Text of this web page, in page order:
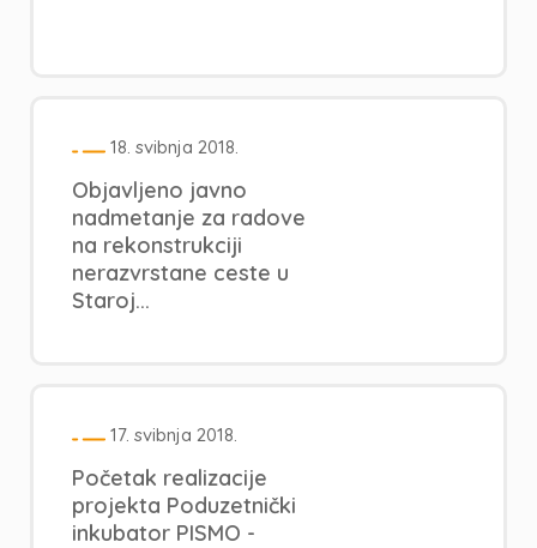
18. svibnja 2018.
Objavljeno javno
nadmetanje za radove
na rekonstrukciji
nerazvrstane ceste u
Staroj...
17. svibnja 2018.
Početak realizacije
projekta Poduzetnički
inkubator PISMO -